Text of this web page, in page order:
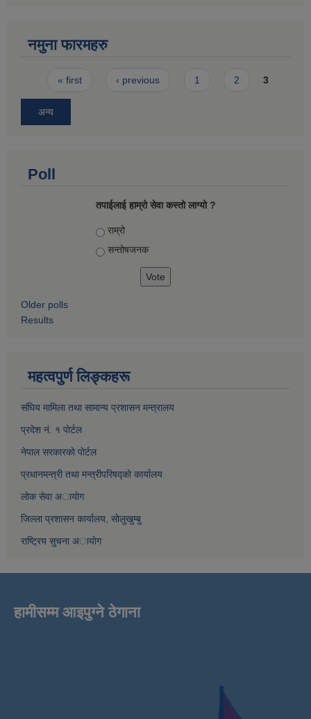
नमुना फारमहरु
Pages
« first ‹ previous 1 2 3
अन्य
Poll
तपाईलाई हाम्रो सेवा कस्तो लाग्यो ?
Choices
राम्रो
सन्तोषज‍नक
Older polls
Results
महत्वपुर्ण लिङ्कहरू
संघिय मामिला तथा सामान्य प्रशासन मन्त्रालय
प्रदेश नं. १ पाेर्टल
नेपाल सरकारकाे पाेर्टल
प्रधानमन्त्री तथा मन्त्रीपरिषद्काे कार्यालय
लाेक सेवा अायाेग
जिल्ला प्रशासन कार्यालय, साेलुखुम्बु
राष्ट्रिय सुचना अायाेग
हामीसम्म आइपुग्ने ठेगाना